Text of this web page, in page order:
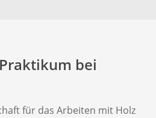
bei
für das Arbeiten mit Holz